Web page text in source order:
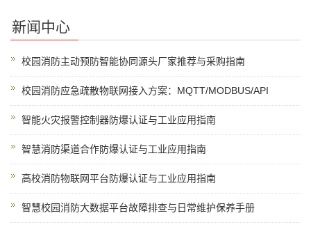
新闻中心
校园消防主动预防智能协同源头厂家推荐与采购指南
校园消防应急疏散物联网接入方案：MQTT/MODBUS/API
智能火灾报警控制器防爆认证与工业应用指南
智慧消防渠道合作防爆认证与工业应用指南
高校消防物联网平台防爆认证与工业应用指南
智慧校园消防大数据平台故障排查与日常维护保养手册